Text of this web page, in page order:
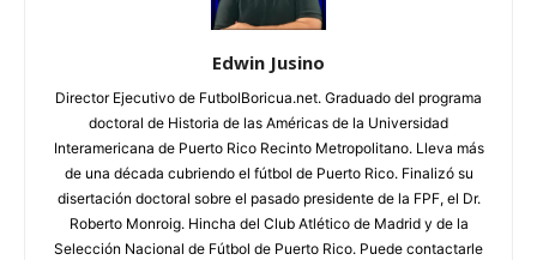
Edwin Jusino
Director Ejecutivo de FutbolBoricua.net. Graduado del programa
doctoral de Historia de las Américas de la Universidad
Interamericana de Puerto Rico Recinto Metropolitano. Lleva más
de una década cubriendo el fútbol de Puerto Rico. Finalizó su
disertación doctoral sobre el pasado presidente de la FPF, el Dr.
Roberto Monroig. Hincha del Club Atlético de Madrid y de la
Selección Nacional de Fútbol de Puerto Rico. Puede contactarle